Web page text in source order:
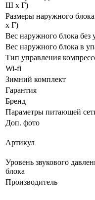
Ш х Г)
Размеры наружного
х Г)
Вес наружного блока без
Вес наружного блока в
Тип управления
Wi-fi
Зимний комплект
Гарантия
Бренд
Параметры питающей
Доп. фото
Артикул
Уровень звукового
блока
Производитель